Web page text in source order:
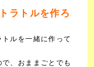
ラトルを作ろ
ルを一緒に作って
、おままごとでも